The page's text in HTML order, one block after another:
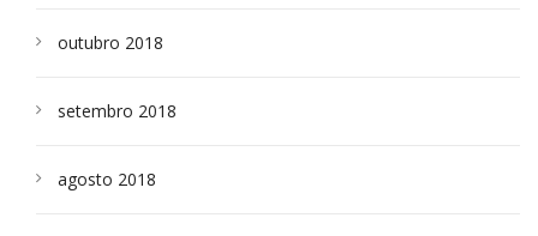
outubro 2018
setembro 2018
agosto 2018